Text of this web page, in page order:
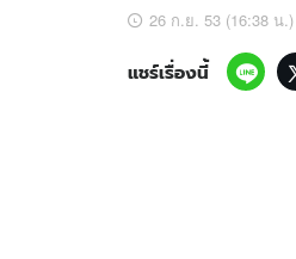
อัปเดตจีน
26 ก.ย. 53 (16:38 น.)
แชร์เรื่องนี้